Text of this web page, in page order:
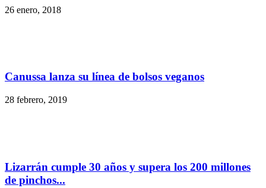
26 enero, 2018
Canussa lanza su línea de bolsos veganos
28 febrero, 2019
Lizarrán cumple 30 años y supera los 200 millones
de pinchos...